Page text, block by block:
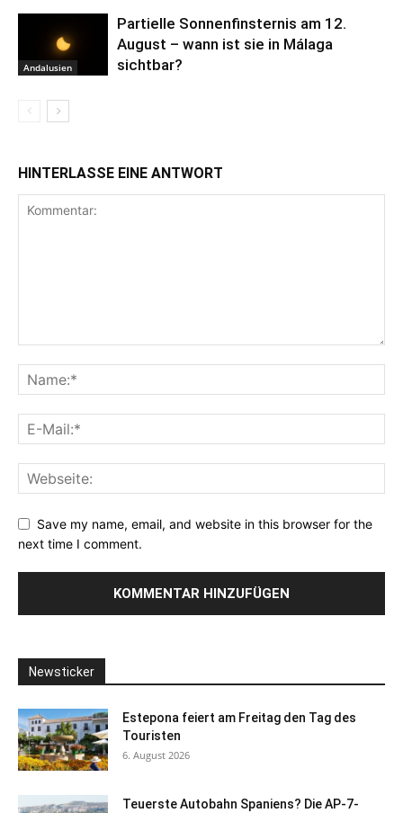
Andalusien
Partielle Sonnenfinsternis am 12.
August – wann ist sie in Málaga
sichtbar?
HINTERLASSE EINE ANTWORT
Save my name, email, and website in this browser for the
next time I comment.
Newsticker
Estepona feiert am Freitag den Tag des
Touristen
6. August 2026
Teuerste Autobahn Spaniens? Die AP-7-